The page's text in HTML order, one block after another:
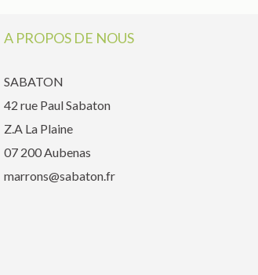
A PROPOS DE NOUS
SABATON
42 rue Paul Sabaton
Z.A La Plaine
07 200 Aubenas
marrons@sabaton.fr